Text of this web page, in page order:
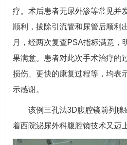
疗。术后患者无尿外渗等常见并
顺利，拔除引流管和尿管后顺利
月，经两次复查PSA指标满意，
果满意。患者对此次手术治疗的
损伤、更快的康复过程等，均表
示感谢。
该例三孔法3D腹腔镜前列腺
着西院泌尿外科腹腔镜技术又迈